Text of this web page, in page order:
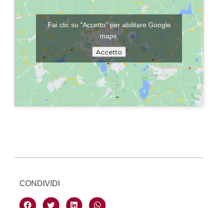
Fai clic su "Accetto" per abilitare Google
maps
Accetto
CONDIVIDI